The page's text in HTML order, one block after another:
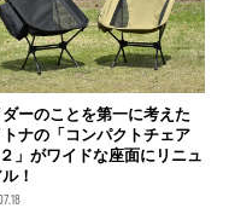
ダーのことを第一に考えた
ナの「コンパクトチェア
」がワイドな座面にリニュ
！